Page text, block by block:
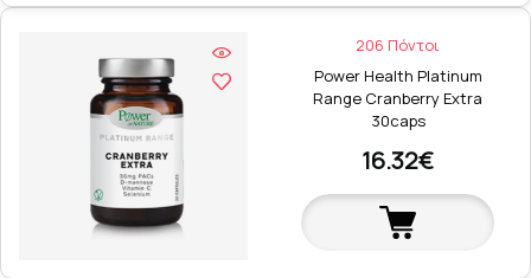
206 Πόντοι
Power Health Platinum
Range Cranberry Extra
30caps
16.32€